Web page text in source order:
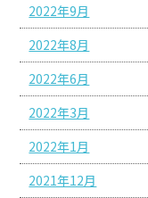
2022年9月
2022年8月
2022年6月
2022年3月
2022年1月
2021年12月